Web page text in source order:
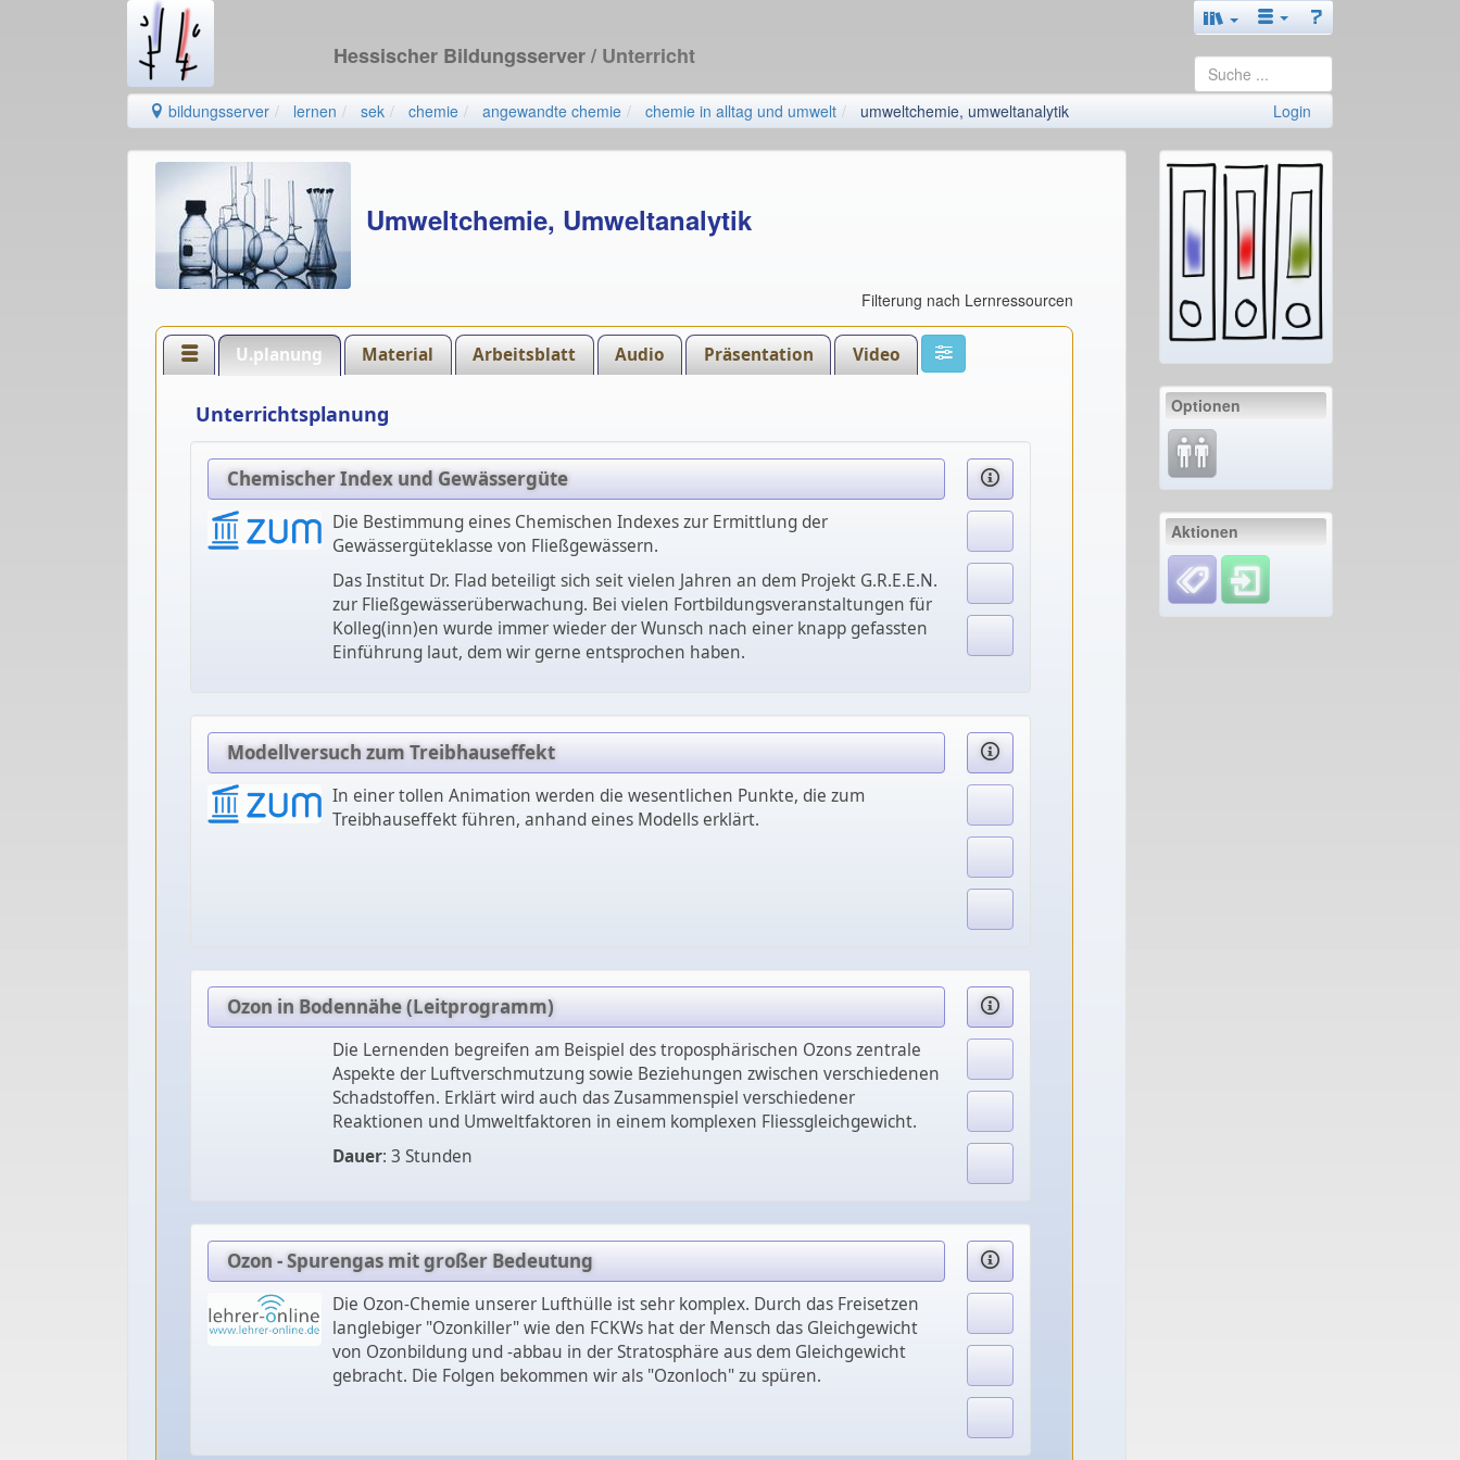
Hessischer Bildungsserver/ Unterricht
bildungsserver lernen sek chemie angewandte chemie chemie in alltag und umwelt umweltchemie, umweltanalytik Login
Umweltchemie, Umweltanalytik
Filterung nach Lernressourcen
U.planung Material Arbeitsblatt Audio Präsentation Video
Unterrichtsplanung
Chemischer Index und Gewässergüte
Die Bestimmung eines Chemischen Indexes zur Ermittlung der
Gewässergüteklasse von Fließgewässern.
Das Institut Dr. Flad beteiligt sich seit vielen Jahren an dem Projekt G.R.E.E.N.
zur Fließgewässerüberwachung. Bei vielen Fortbildungsveranstaltungen für
Kolleg(inn)en wurde immer wieder der Wunsch nach einer knapp gefassten
Einführung laut, dem wir gerne entsprochen haben.
Modellversuch zum Treibhauseffekt
In einer tollen Animation werden die wesentlichen Punkte, die zum
Treibhauseffekt führen, anhand eines Modells erklärt.
Ozon in Bodennähe (Leitprogramm)
Die Lernenden begreifen am Beispiel des troposphärischen Ozons zentrale
Aspekte der Luftverschmutzung sowie Beziehungen zwischen verschiedenen
Schadstoffen. Erklärt wird auch das Zusammenspiel verschiedener
Reaktionen und Umweltfaktoren in einem komplexen Fliessgleichgewicht.
Dauer: 3 Stunden
Ozon - Spurengas mit großer Bedeutung
Die Ozon-Chemie unserer Lufthülle ist sehr komplex. Durch das Freisetzen
langlebiger "Ozonkiller" wie den FCKWs hat der Mensch das Gleichgewicht
von Ozonbildung und -abbau in der Stratosphäre aus dem Gleichgewicht
gebracht. Die Folgen bekommen wir als "Ozonloch" zu spüren.
Optionen
Aktionen